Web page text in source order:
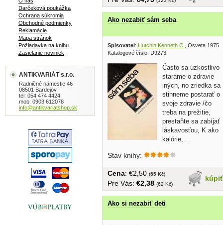
Ako nezabiť sám seba
Spisovatel: Hutchin Kenneth C.
, Osveta 1975
Katalogové číslo: D9273
Často sa úzkostlivo
staráme o zdravie
iných, no zriedka sa
stihneme postarať o
svoje zdravie /čo
treba na prežitie,
prestaňte sa zabíjať
láskavosťou, K ako
kalórie,...
Stav knihy:
kúpiť
Cena: €2,50 (65 Kč)
Pre Vás: €2,38 (62 Kč)
Ako si nezabiť deti
Darčeková poukážka
Ochrana súkromia
Obchodné podmienky
Reklamácie
Mapa stránok
Požiadavka na knihu
Zasielanie noviniek
ANTIKVARIÁT s.r.o.
Radničné námestie 46
08501 Bardejov
tel: 054 474 4424
mob: 0903 612078
info@antikvariatshop.sk